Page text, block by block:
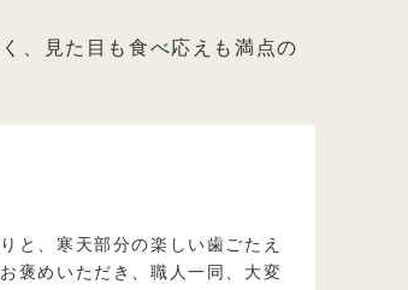
、見た目も食べ応えも満点の
と、寒天部分の楽しい歯ごたえ
褒めいただき、職人一同、大変